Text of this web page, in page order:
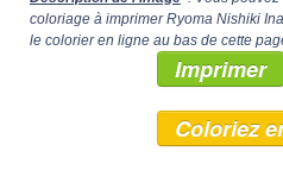
coloriage à imprimer Ryoma Nishiki
le colorier en ligne au bas de cette
Imprimer
Coloriez